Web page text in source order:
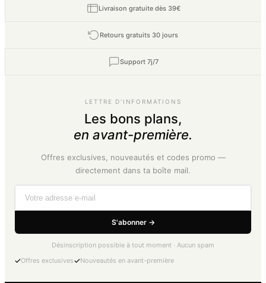
Livraison gratuite dès 39€
Retours gratuits 30 jours
Support 7j/7
LETTRE D'INFORMATIONS
Les bons plans,
en avant-première.
Offres exclusives, nouveautés et codes promo —
directement dans ta boîte mail.
S'abonner →
Désinscription possible à tout moment · Aucun spam
✓Offres exclusives✓Nouveautés en avant-première